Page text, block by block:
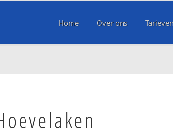
Home Over ons Tarieven